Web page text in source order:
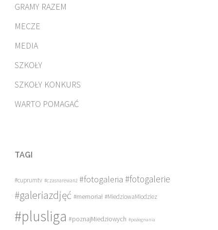
GRAMY RAZEM
MECZE
MEDIA
SZKOŁY
SZKOŁY KONKURS
WARTO POMAGAĆ
TAGI
#cuprumtv #czasnarewanż #fotogaleria #fotogalerie
#galeriazdjęć #memoriał #MiedziowaMlodziez
#plusliga #poznajMiedziowych #pożegnania